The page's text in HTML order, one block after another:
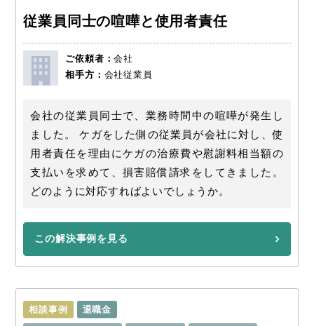
従業員同士の喧嘩と使用者責任
ご依頼者：会社
相手方： 会社従業員
会社の従業員同士で、業務時間中の喧嘩が発生し
ました。 ケガをした側の従業員が会社に対し、使
用者責任を理由にケガの治療費や慰謝料相当額の
支払いを求めて、損害賠償請求をしてきました。
どのように対応すればよいでしょうか。
この解決事例を見る
相談事例 退職金